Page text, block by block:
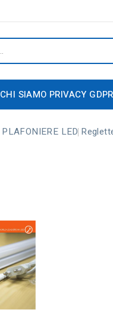
CHI SIAMO PRIVACY GDPR
PLAFONIERE LED